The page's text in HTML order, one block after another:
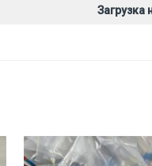
Загрузка